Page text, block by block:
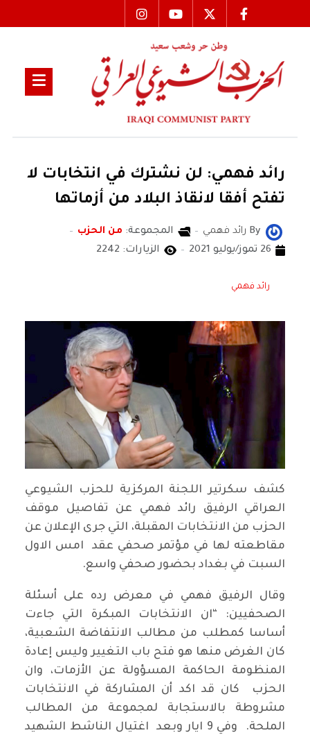
رائد فهمي: لن نشترك في انتخابات لا
تفتح أفقا لانقاذ البلاد من أزماتها
By رائد فهمي المجموعة: من الحزب
26 تموز/يوليو 2021
الزيارات: 2242
رائد فهمي
كشف سكرتير اللجنة المركزية للحزب الشيوعي
العراقي الرفيق رائد فهمي عن تفاصيل موقف
الحزب من الانتخابات المقبلة، التي جرى الإعلان عن
مقاطعته لها في مؤتمر صحفي عقد امس الاول
السبت في بغداد بحضور صحفي واسع.
وقال الرفيق فهمي في معرض رده على أسئلة
الصحفيين: “ان الانتخابات المبكرة التي جاءت
أساسا كمطلب من مطالب الانتفاضة الشعبية،
كان الغرض منها هو فتح باب التغيير وليس إعادة
المنظومة الحاكمة المسؤولة عن الأزمات، وان
الحزب كان قد اكد أن المشاركة في الانتخابات
مشروطة بالاستجابة لمجموعة من المطالب
الملحة. وفي 9 ايار وبعد اغتيال الناشط الشهيد